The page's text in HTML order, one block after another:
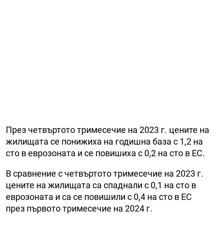
През четвъртото тримесечие на 2023 г. цените на
жилищата се понижиха на годишна база с 1,2 на
сто в еврозоната и се повишиха с 0,2 на сто в ЕС.
В сравнение с четвъртото тримесечие на 2023 г.
цените на жилищата са спаднали с 0,1 на сто в
еврозоната и са се повишили с 0,4 на сто в ЕС
през първото тримесечие на 2024 г.